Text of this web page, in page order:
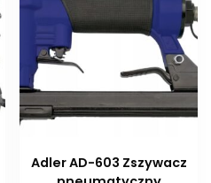
Adler AD-603 Zszywacz